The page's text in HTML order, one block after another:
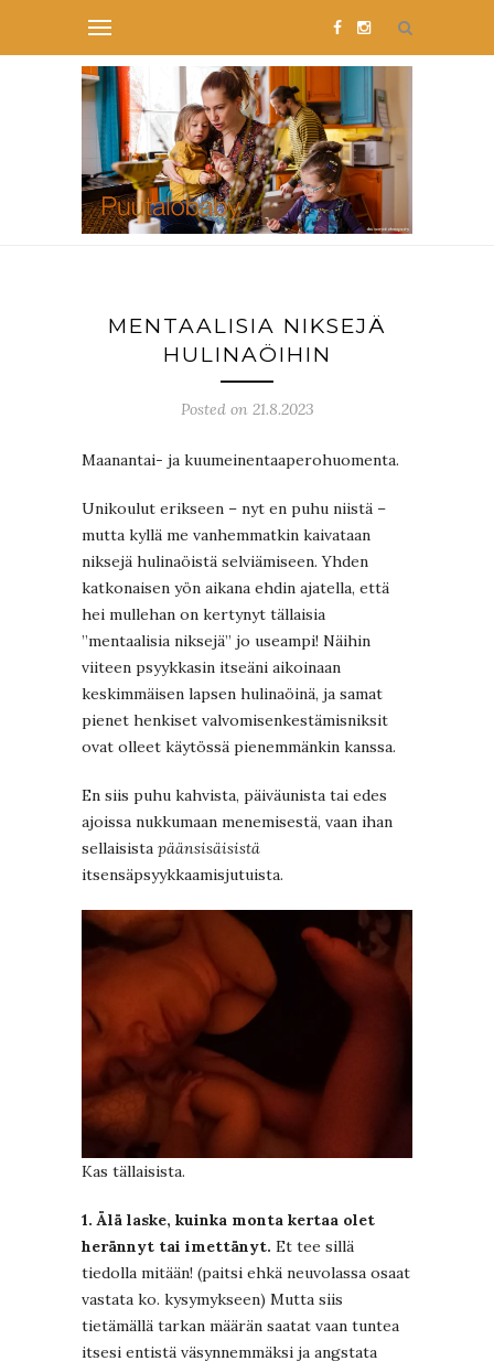
MENTAALISIA NIKSEJÄ
HULINAÖIHIN
Posted on 21.8.2023
Maanantai- ja kuumeinentaaperohuomenta.
Unikoulut erikseen – nyt en puhu niistä –
mutta kyllä me vanhemmatkin kaivataan
niksejä hulinaöistä selviämiseen. Yhden
katkonaisen yön aikana ehdin ajatella, että
hei mullehan on kertynyt tällaisia
”mentaalisia niksejä” jo useampi! Näihin
viiteen psyykkasin itseäni aikoinaan
keskimmäisen lapsen hulinaöinä, ja samat
pienet henkiset valvomisenkestämisniksit
ovat olleet käytössä pienemmänkin kanssa.
En siis puhu kahvista, päiväunista tai edes
ajoissa nukkumaan menemisestä, vaan ihan
sellaisista päänsisäisistä
itsensäpsyykkaamisjutuista.
Kas tällaisista.
1. Älä laske, kuinka monta kertaa olet
herännyt tai imettänyt. Et tee sillä
tiedolla mitään! (paitsi ehkä neuvolassa osaat
vastata ko. kysymykseen) Mutta siis
tietämällä tarkan määrän saatat vaan tuntea
itsesi entistä väsynnemmäksi ja angstata